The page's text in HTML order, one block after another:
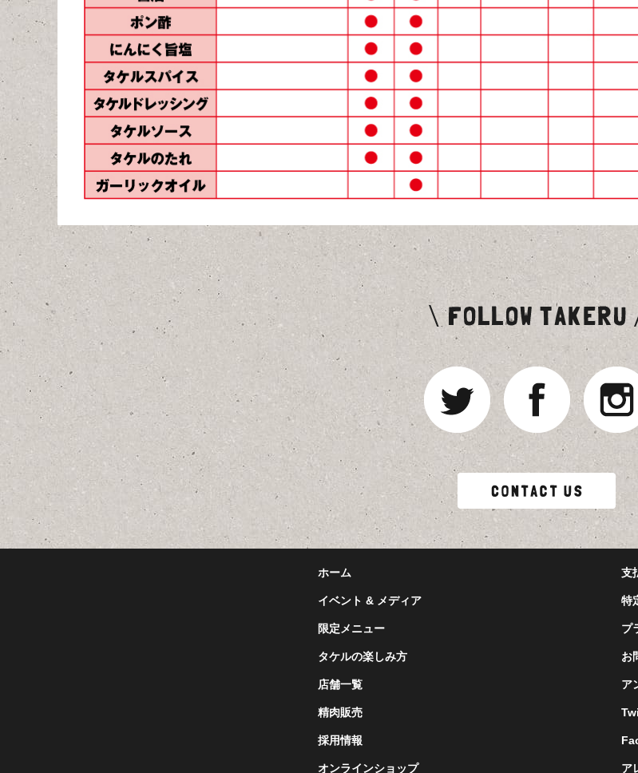
ホーム
イベント & メディア
限定メニュー
タケルの楽しみ方
店舗一覧
精肉販売
採用情報
オンラインショップ
支
特
プ
お
ア
ア